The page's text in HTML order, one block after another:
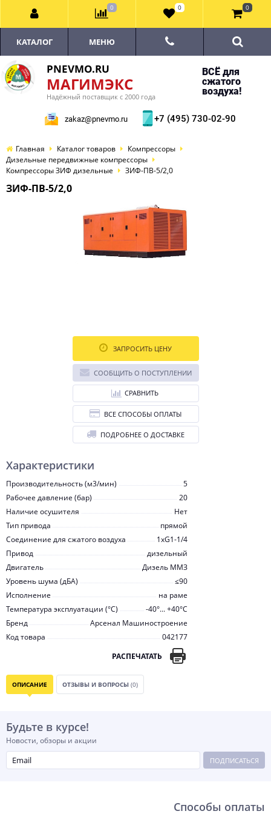
PNEVMO.RU
МАГИМЭКС
Надёжный поставщик с 2000 года
ВСЁ для
сжатого
воздуха!
zakaz@pnevmo.ru +7 (495) 730-02-90
КАТАЛОГ МЕНЮ
Главная Каталог товаров
Компрессоры
Дизельные передвижные компрессоры
Компрессоры ЗИФ дизельные
ЗИФ-ПВ-5/2,0
ЗИФ-ПВ-5/2,0
Характеристики
Производительность (м3/мин)
5
Рабочее давление (бар)
20
Наличие осушителя
Нет
Тип привода
прямой
Соединение для сжатого воздуха
1хG1-1/4
Привод
дизельный
Двигатель
Дизель ММЗ
Уровень шума (дБА)
≤90
Исполнение
на раме
Температура эксплуатации (°С)
-40°... +40°С
Бренд
Арсенал Машиностроение
Код товара
042177
РАСПЕЧАТАТЬ
ЗАПРОСИТЬ ЦЕНУ
СООБЩИТЬ О ПОСТУПЛЕНИИ
СРАВНИТЬ
ВСЕ СПОСОБЫ ОПЛАТЫ
ПОДРОБНЕЕ О ДОСТАВКЕ
ОПИСАНИЕ ОТЗЫВЫ И ВОПРОСЫ (0)
Будьте в курсе!
Новости, обзоры и акции
ПОДПИСАТЬСЯ
Способы оплаты
0 0 0